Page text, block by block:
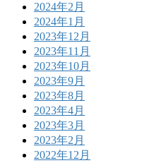
2024年2月
2024年1月
2023年12月
2023年11月
2023年10月
2023年9月
2023年8月
2023年4月
2023年3月
2023年2月
2022年12月